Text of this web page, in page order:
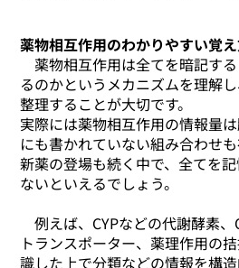
薬物相互作用のわかりやすい覚
薬物相互作用は全てを暗記す
るのかというメカニズムを理解
整理することが大切です。
実際には薬物相互作用の情報量
にも書かれていない組み合わせも
新薬の登場も続く中で、全てを
ないといえるでしょう。
例えば、CYPなどの代謝酵素
トランスポーター、薬理作用の
識した上で分類などの情報を構